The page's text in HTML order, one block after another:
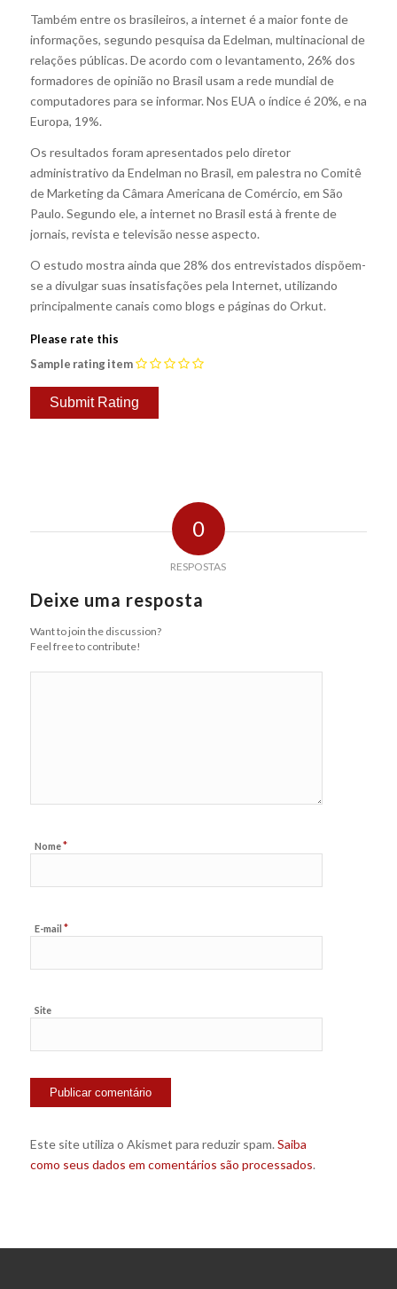
Também entre os brasileiros, a internet é a maior fonte de
informações, segundo pesquisa da Edelman, multinacional de
relações públicas. De acordo com o levantamento, 26% dos
formadores de opinião no Brasil usam a rede mundial de
computadores para se informar. Nos EUA o índice é 20%, e na
Europa, 19%.
Os resultados foram apresentados pelo diretor
administrativo da Endelman no Brasil, em palestra no Comitê
de Marketing da Câmara Americana de Comércio, em São
Paulo. Segundo ele, a internet no Brasil está à frente de
jornais, revista e televisão nesse aspecto.
O estudo mostra ainda que 28% dos entrevistados dispõem-
se a divulgar suas insatisfações pela Internet, utilizando
principalmente canais como blogs e páginas do Orkut.
Please rate this
Sample rating item
0
RESPOSTAS
Deixe uma resposta
Want to join the discussion?
Feel free to contribute!
Nome*
E-mail *
Site
Este site utiliza o Akismet para reduzir spam. Saiba
como seus dados em comentários são processados.